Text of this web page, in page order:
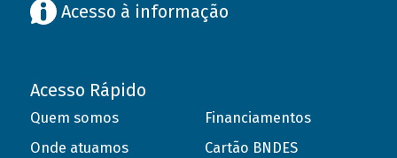
Acesso à informação
Acesso Rápido
Quem somos
Onde atuamos
Financiamentos
Cartão BNDES